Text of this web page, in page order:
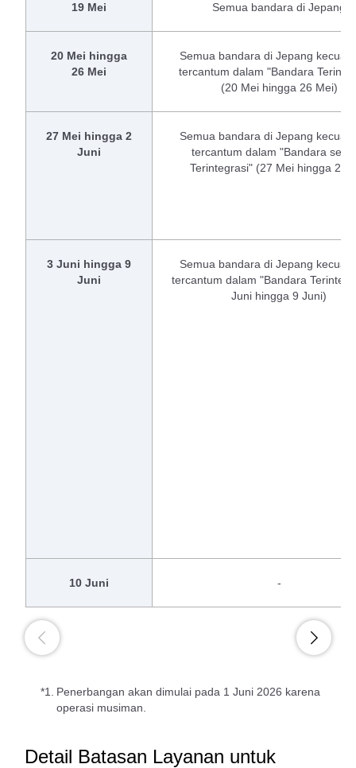
19 Mei Semua bandara di Jepang
20 Mei hingga
26 Mei
Semua bandara di Jepang kecuali
tercantum dalam "Bandara
(20 Mei hingga 26 Mei)
27 Mei hingga 2
Juni
Semua bandara di Jepang kecuali
tercantum dalam "Bandara
Terintegrasi" (27 Mei hingga 2
3 Juni hingga 9
Juni
Semua bandara di Jepang kecuali
tercantum dalam "Bandara
Juni hingga 9 Juni)
10 Juni -
*1.
Penerbangan akan dimulai pada 1 Juni 2026 karena
operasi musiman.
Detail Batasan Layanan untuk